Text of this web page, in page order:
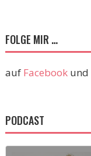
FOLGE MIR …
auf Facebookund
PODCAST